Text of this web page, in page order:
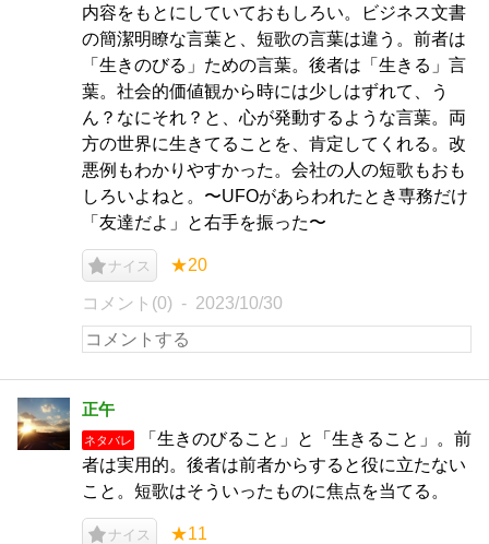
内容をもとにしていておもしろい。ビジネス文書
の簡潔明瞭な言葉と、短歌の言葉は違う。前者は
「生きのびる」ための言葉。後者は「生きる」言
葉。社会的価値観から時には少しはずれて、う
ん？なにそれ？と、心が発動するような言葉。両
方の世界に生きてることを、肯定してくれる。改
悪例もわかりやすかった。会社の人の短歌もおも
しろいよねと。〜UFOがあらわれたとき専務だけ
「友達だよ」と右手を振った〜
ナイス ★20
コメント(0) 2023/10/30
正午
ネタバレ
「生きのびること」と「生きること」。前
者は実用的。後者は前者からすると役に立たない
こと。短歌はそういったものに焦点を当てる。
ナイス ★11